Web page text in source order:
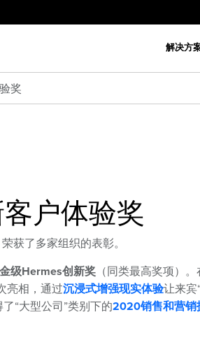
解决方
奖
户体验奖
获了多家组织的表彰。
级Hermes创新奖 （同类最高奖项）
亮相，通过沉浸式增强现实体验让来宾
“大型公司”类别下的2020销售和营销